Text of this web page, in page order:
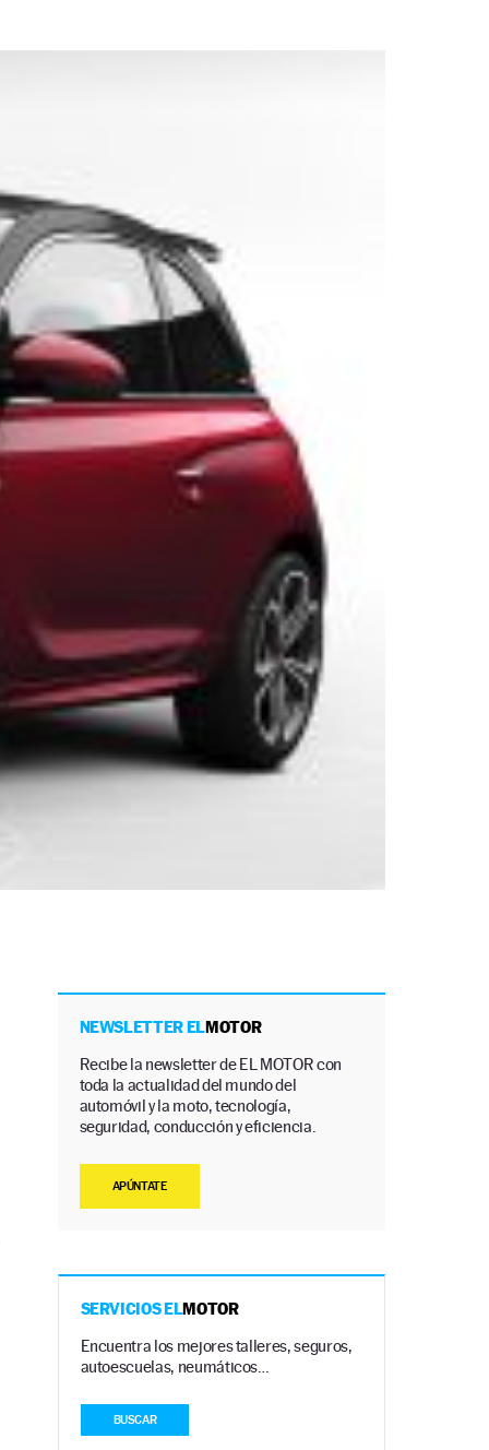
NEWSLETTER ELMOTOR
Recibe la newsletter de EL MOTOR con
toda la actualidad del mundo del
automóvil y la moto, tecnología,
seguridad, conducción y eficiencia.
APÚNTATE
SERVICIOS ELMOTOR
Encuentra los mejores talleres, seguros,
autoescuelas, neumáticos…
BUSCAR